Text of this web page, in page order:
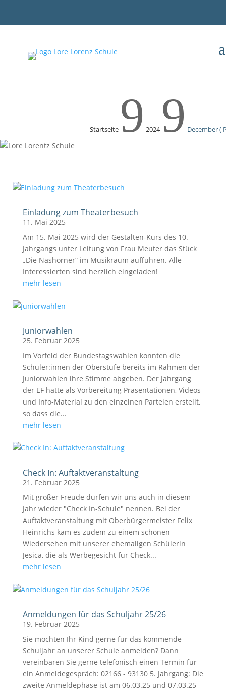
Startseite 9 2024 9 December(
Einladung zum Theaterbesuch
11. Mai 2025
Am 15. Mai 2025 wird der Gestalten-Kurs des 10.
Jahrgangs unter Leitung von Frau Meuter das Stück
„Die Nashörner“ im Musikraum aufführen. Alle
Interessierten sind herzlich eingeladen!
mehr lesen
Juniorwahlen
25. Februar 2025
Im Vorfeld der Bundestagswahlen konnten die
Schüler:innen der Oberstufe bereits im Rahmen der
Juniorwahlen ihre Stimme abgeben. Der Jahrgang
der EF hatte als Vorbereitung Präsentationen, Videos
und Info-Material zu den einzelnen Parteien erstellt,
so dass die...
mehr lesen
Check In: Auftaktveranstaltung
21. Februar 2025
Mit großer Freude dürfen wir uns auch in diesem
Jahr wieder "Check In-Schule" nennen. Bei der
Auftaktveranstaltung mit Oberbürgermeister Felix
Heinrichs kam es zudem zu einem schönen
Wiedersehen mit unserer ehemaligen Schülerin
Jesica, die als Werbegesicht für Check...
mehr lesen
Anmeldungen für das Schuljahr 25/26
19. Februar 2025
Sie möchten Ihr Kind gerne für das kommende
Schuljahr an unserer Schule anmelden? Dann
vereinbaren Sie gerne telefonisch einen Termin für
ein Anmeldegespräch: 02166 - 93130 5. Jahrgang: Die
zweite Anmeldephase ist am 06.03.25 und 07.03.25
for